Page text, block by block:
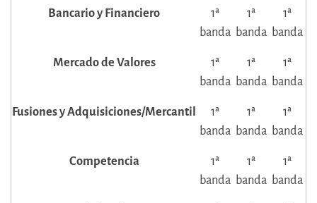
Bancario y Financiero
1ª
banda
1ª
banda
1ª
banda
Mercado de Valores
1ª
banda
1ª
banda
1ª
banda
Fusiones y Adquisiciones/Mercantil
1ª
banda
1ª
banda
1ª
banda
Competencia
1ª
banda
1ª
banda
1ª
banda